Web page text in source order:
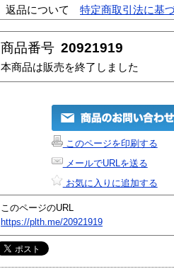
返品について
特定商取引法に基
商品番号 20921919
本商品は販売を終了しました
このページを印刷する
メールでURLを送る
お気に入りに追加する
このページのURL
https://plth.me/20921919